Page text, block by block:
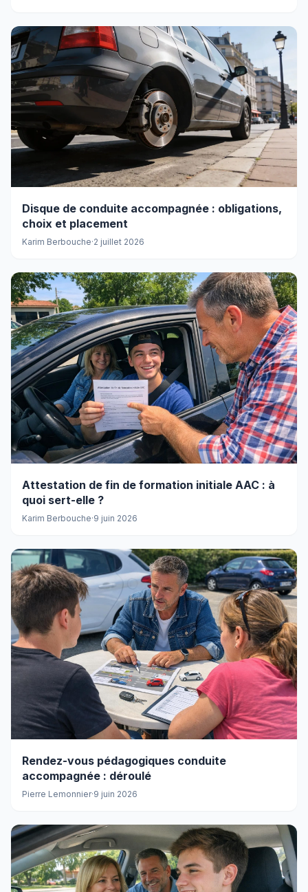
Disque de conduite accompagnée : obligations,
choix et placement
Karim Berbouche·2 juillet 2026
Attestation de fin de formation initiale AAC : à
quoi sert-elle ?
Karim Berbouche·9 juin 2026
Rendez-vous pédagogiques conduite
accompagnée : déroulé
Pierre Lemonnier·9 juin 2026